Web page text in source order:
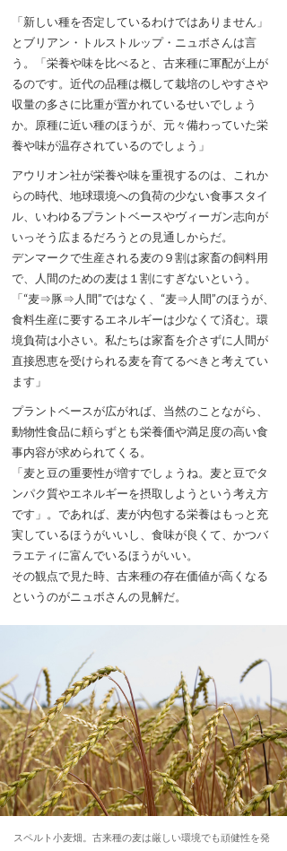
「新しい種を否定しているわけではありません」
とブリアン・トルストルップ・ニュボさんは言
う。「栄養や味を比べると、古来種に軍配が上が
るのです。近代の品種は概して栽培のしやすさや
収量の多さに比重が置かれているせいでしょう
か。原種に近い種のほうが、元々備わっていた栄
養や味が温存されているのでしょう」
アウリオン社が栄養や味を重視するのは、これか
らの時代、地球環境への負荷の少ない食事スタイ
ル、いわゆるプラントベースやヴィーガン志向が
いっそう広まるだろうとの見通しからだ。
デンマークで生産される麦の９割は家畜の飼料用
で、人間のための麦は１割にすぎないという。
「“麦⇒豚⇒人間”ではなく、“麦⇒人間”のほうが、
食料生産に要するエネルギーは少なくて済む。環
境負荷は小さい。私たちは家畜を介さずに人間が
直接恩恵を受けられる麦を育てるべきと考えてい
ます」
プラントベースが広がれば、当然のことながら、
動物性食品に頼らずとも栄養価や満足度の高い食
事内容が求められてくる。
「麦と豆の重要性が増すでしょうね。麦と豆でタ
ンパク質やエネルギーを摂取しようという考え方
です」。であれば、麦が内包する栄養はもっと充
実しているほうがいいし、食味が良くて、かつバ
ラエティに富んでいるほうがいい。
その観点で見た時、古来種の存在価値が高くなる
というのがニュボさんの見解だ。
スペルト小麦畑。古来種の麦は厳しい環境でも頑健性を発